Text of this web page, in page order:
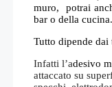
muro, potrai
bar o della cucina.
Tutto dipende dai
Infatti l’adesivo
attaccato su